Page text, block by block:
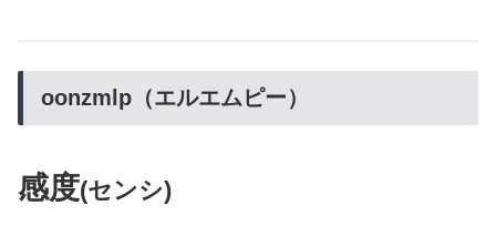
oonzmlp（エルエムピー）
感度(センシ)